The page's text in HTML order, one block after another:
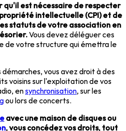
est nécessaire de respecter
intellectuelle (CPI) et de
statuts de votre association en
Vous devez déléguer ces
de votre structure qui émettra le
vous avez droit à des
voisins sur l'exploitation de vos
ensynchronisation, sur les
ou lors de concerts.
avec une maison de disques ou
, vous concédez vos droits, tout